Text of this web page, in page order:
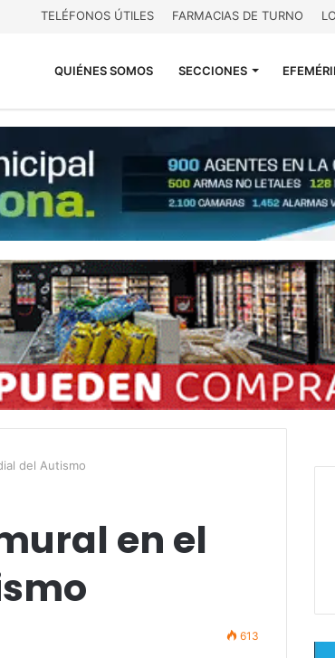
TELÉFONOS ÚTILES FARMACIAS DE TURNO
QUIÉNES SOMOS SECCIONES
del Autismo
en el
613